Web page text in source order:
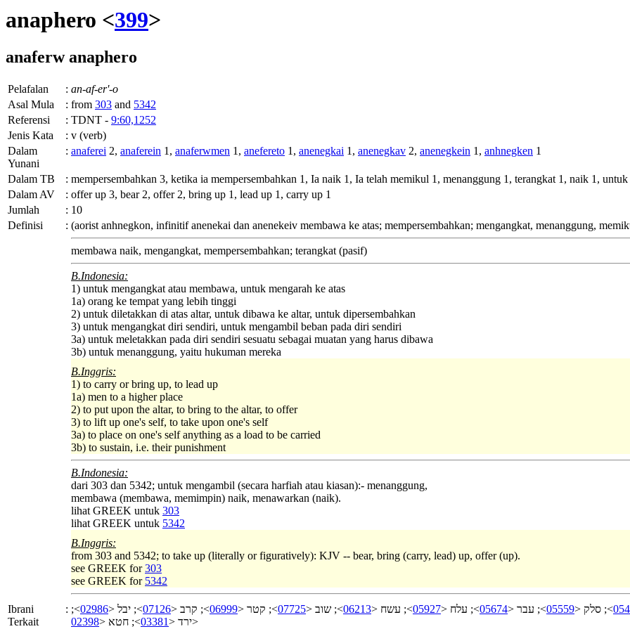
anaphero <399>
anaferwanaphero
Pelafalan : an-af-er'-o
Asal Mula
: from 303 and 5342
Referensi
: TDNT - 9:60,1252
Jenis Kata
: v (verb)
Dalam
Yunani
: anaferei 2, anaferein 1, anaferwmen 1, anefereto 1, anenegkai 1, anenegkav 2, anenegkein 1, anhnegken 1
Dalam TB : mempersembahkan 3, ketika ia mempersembahkan 1, Ia naik 1, Ia telah memikul 1, menanggung 1, terangkat 1, naik 1, untuk
Dalam AV
: offer up 3, bear 2, offer 2, bring up 1, lead up 1, carry up 1
Jumlah
: 10
Definisi
: (aorist anhnegkon, infinitifanenekai dan anenekeiv membawa ke atas; mempersembahkan; mengangkat, menanggung,
membawa naik, mengangkat, mempersembahkan; terangkat (pasif)
B.Indonesia:
1) untuk mengangkat atau membawa, untuk mengarah ke atas
1a) orang ke tempat yang lebih tinggi
2) untuk diletakkan di atas altar, untuk dibawa ke altar, untuk dipersembahkan
3) untuk mengangkat diri sendiri, untuk mengambil beban pada diri sendiri
3a) untuk meletakkan pada diri sendiri sesuatu sebagai muatan yang harus dibawa
3b) untuk menanggung, yaitu hukuman mereka
B.Inggris:
1) to carry or bring up, to lead up
1a) men to a higher place
2) to put upon the altar, to bring to the altar, to offer
3) to lift up one's self, to take upon one's self
3a) to place on one's self anything as a load to be carried
3b) to sustain, i.e. their punishment
B.Indonesia:
dari 303 dan 5342; untuk mengambil (secara harfiah atau kiasan):- menanggung,
membawa (membawa, memimpin) naik, menawarkan (naik).
lihat GREEK untuk 303
lihat GREEK untuk 5342
B.Inggris:
from 303 and 5342; to take up (literally or figuratively): KJV -- bear, bring (carry, lead) up, offer (up).
see GREEK for303
see GREEK for 5342
Ibrani
Terkait
: >; סלק <05559>; עבר <05674>; עלח <05927>; עשח <06213>; שוב <07725>; קטר <06999>; קרב <07126>; יבל <02986
>;
ירד <03381>; חטא <02398 >